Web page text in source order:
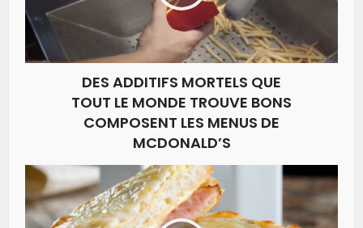
DES ADDITIFS MORTELS QUE
TOUT LE MONDE TROUVE BONS
COMPOSENT LES MENUS DE
MCDONALD’S